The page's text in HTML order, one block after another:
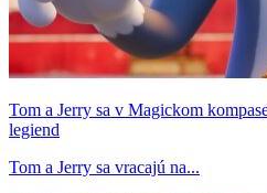
Tom a Jerry sa v Magickom
legiend
Tom a Jerry sa vracajú na...